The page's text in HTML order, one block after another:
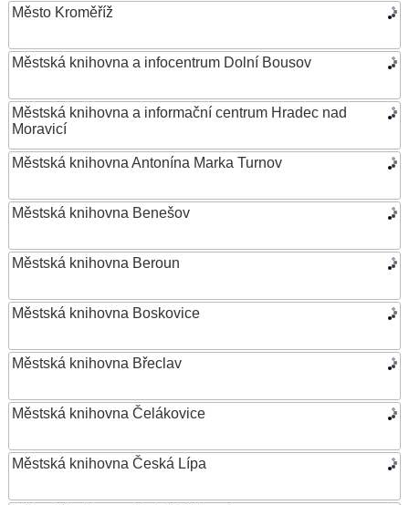
Město Kroměříž
Městská knihovna a infocentrum Dolní Bousov
Městská knihovna a informační centrum Hradec nad
Moravicí
Městská knihovna Antonína Marka Turnov
Městská knihovna Benešov
Městská knihovna Beroun
Městská knihovna Boskovice
Městská knihovna Břeclav
Městská knihovna Čelákovice
Městská knihovna Česká Lípa